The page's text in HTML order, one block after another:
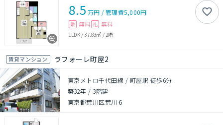
8.5 万円 /管理費5,000円
敷 無料 礼 無料
1LDK/37.83㎡ / 2階
賃貸マンション ラフォーレ町屋2
東京メトロ千代田線 / 町屋駅 徒歩6分
築32年 / 3階建
東京都荒川区荒川６